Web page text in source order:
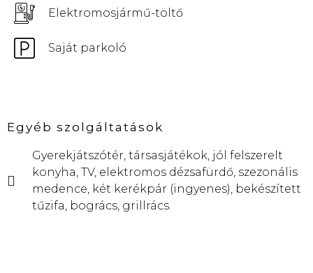
Elektromosjármű-töltő
Saját parkoló
Egyéb szolgáltatások
Gyerekjátszótér, társasjátékok, jól felszerelt
konyha, TV, elektromos dézsafürdő, szezonális
medence, két kerékpár (ingyenes), bekészített
tűzifa, bogrács, grillrács.